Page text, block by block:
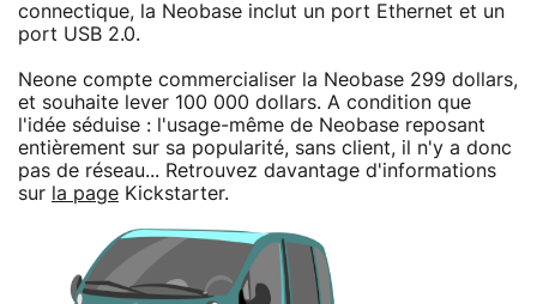
connectique, la Neobase inclut un port Ethernet et un
port USB 2.0.
Neone compte commercialiser la Neobase 299 dollars,
et souhaite lever 100 000 dollars. A condition que
l'idée séduise : l'usage-même de Neobase reposant
entièrement sur sa popularité, sans client, il n'y a donc
pas de réseau... Retrouvez davantage d'informations
sur la page Kickstarter.